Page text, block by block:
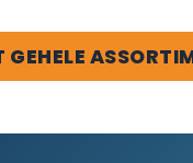
GEHELE